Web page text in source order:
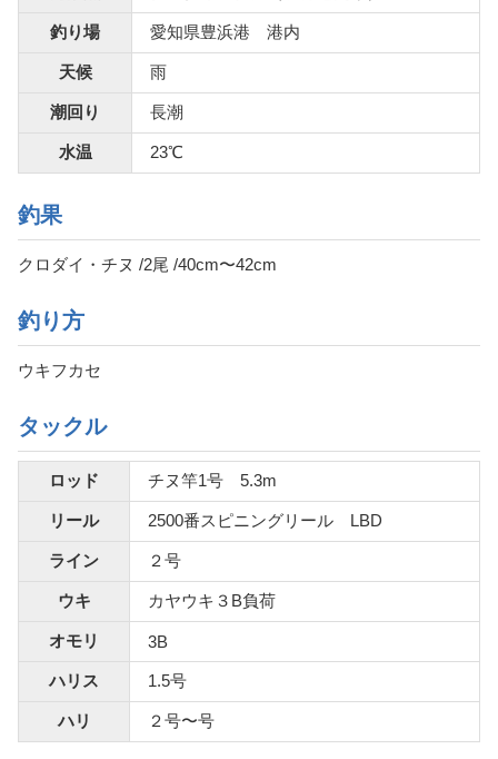
釣り場 愛知県豊浜港 港内
天候 雨
潮回り 長潮
水温 23℃
釣果
クロダイ・チヌ /2尾 /40cm〜42cm
釣り方
ウキフカセ
タックル
ロッド チヌ竿1号 5.3m
リール 2500番スピニングリール LBD
ライン ２号
ウキ カヤウキ３B負荷
オモリ 3B
ハリス 1.5号
ハリ ２号〜号